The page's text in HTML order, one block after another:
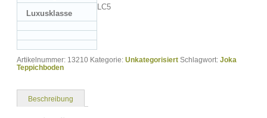
Luxusklasse
LC5
Artikelnummer: 13210 Kategorie: Unkategorisiert Schlagwort: Joka
Teppichboden
Beschreibung